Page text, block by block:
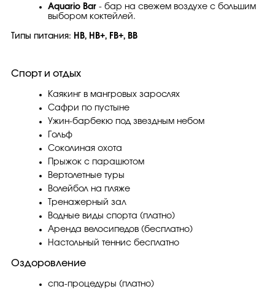
Aquario Bar - бар на свежем воздухе с большим
выбором коктейлей.
Типы питания: HB, HB+, FB+, BB
Спорт и отдых
Каякинг в мангровых зарослях
Сафри по пустыне
Ужин-барбекю под звездным небом
Гольф
Соколиная охота
Прыжок с парашютом
Вертолетные туры
Волейбол на пляже
Тренажерный зал
Водные виды спорта (платно)
Аренда велосипедов (бесплатно)
Настольный теннис бесплатно
Оздоровление
спа-процедуры (платно)